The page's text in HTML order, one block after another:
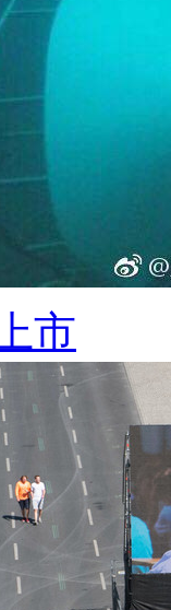
市